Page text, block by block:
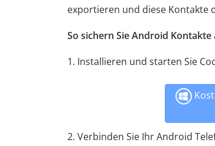
exportieren und diese Kontakte
So sichern Sie Android
1. Installieren und starten Sie
2. Verbinden Sie Ihr Android